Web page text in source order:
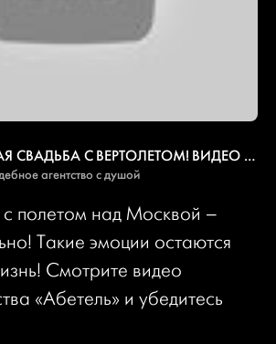
НЕОБЫЧНАЯ СВАДЬБА С ВЕРТОЛЕТОМ! ВИДЕО СВАДЬБЫ ОТ АБЕТЕЛЬ
агентство с душой
полетом над Москвой –
Такие эмоции остаются
Смотрите видео
«Абетель» и убедитесь